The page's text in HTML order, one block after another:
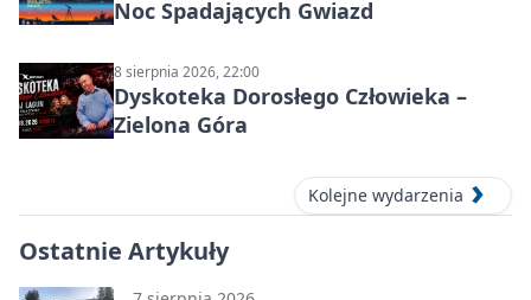
Noc Spadających Gwiazd
8 sierpnia 2026, 22:00
Dyskoteka Dorosłego Człowieka –
Zielona Góra
Kolejne wydarzenia
Ostatnie Artykuły